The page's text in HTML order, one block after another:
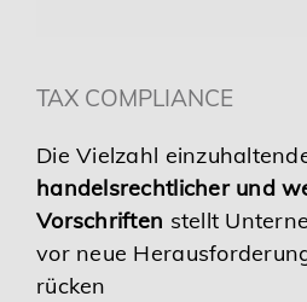
TAX COMPLIANCE
Die Vielzahl
handelsrechtlicher und
Vorschriften stellt
vor neue
rücken